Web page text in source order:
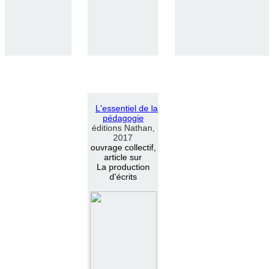
L 'essentiel de la
pédagogie
éditions Nathan,
2017
ouvrage collectif,
article sur
La production
d'écrits